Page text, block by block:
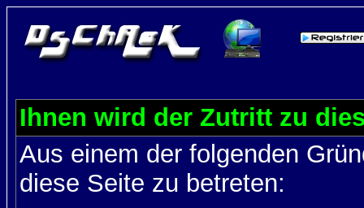
Ihnen wird der Zutritt zu
Aus einem der folgenden
diese Seite zu betreten: